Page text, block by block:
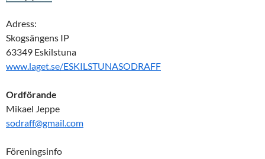
Adress:
Skogsängens IP
63349 Eskilstuna
www.laget.se/ESKILSTUNASODRAFF
Ordförande
Mikael Jeppe
sodraff@gmail.com
Föreningsinfo